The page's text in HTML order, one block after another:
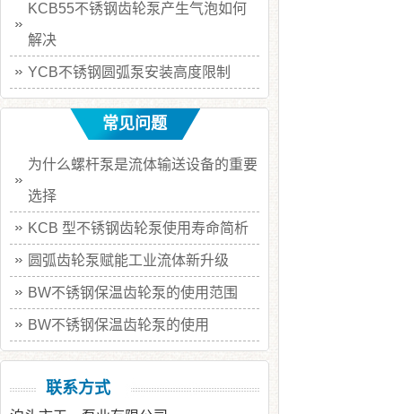
KCB55不锈钢齿轮泵产生气泡如何
解决
YCB不锈钢圆弧泵安装高度限制
常见问题
为什么螺杆泵是流体输送设备的重要
选择
KCB 型不锈钢齿轮泵使用寿命简析
圆弧齿轮泵赋能工业流体新升级
BW不锈钢保温齿轮泵的使用范围
BW不锈钢保温齿轮泵的使用
联系方式